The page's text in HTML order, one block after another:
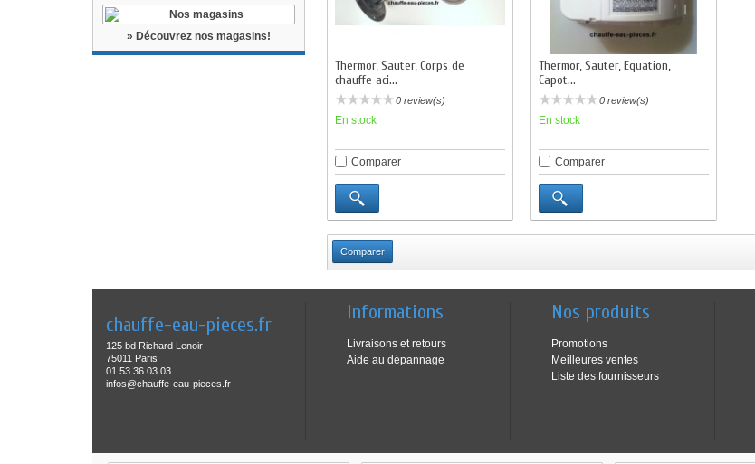
» Découvrez nos magasins!
Thermor, Sauter, Corps de
chauffe aci...
0 review(s)
En stock
Comparer
Thermor, Sauter, Equation,
Capot...
0 review(s)
En stock
Comparer
chauffe-eau-pieces.fr
125 bd Richard Lenoir
75011 Paris
01 53 36 03 03
infos@chauffe-eau-pieces.fr
Informations
Livraisons et retours
Aide au dépannage
Nos produits
Promotions
Meilleures ventes
Liste des fournisseurs